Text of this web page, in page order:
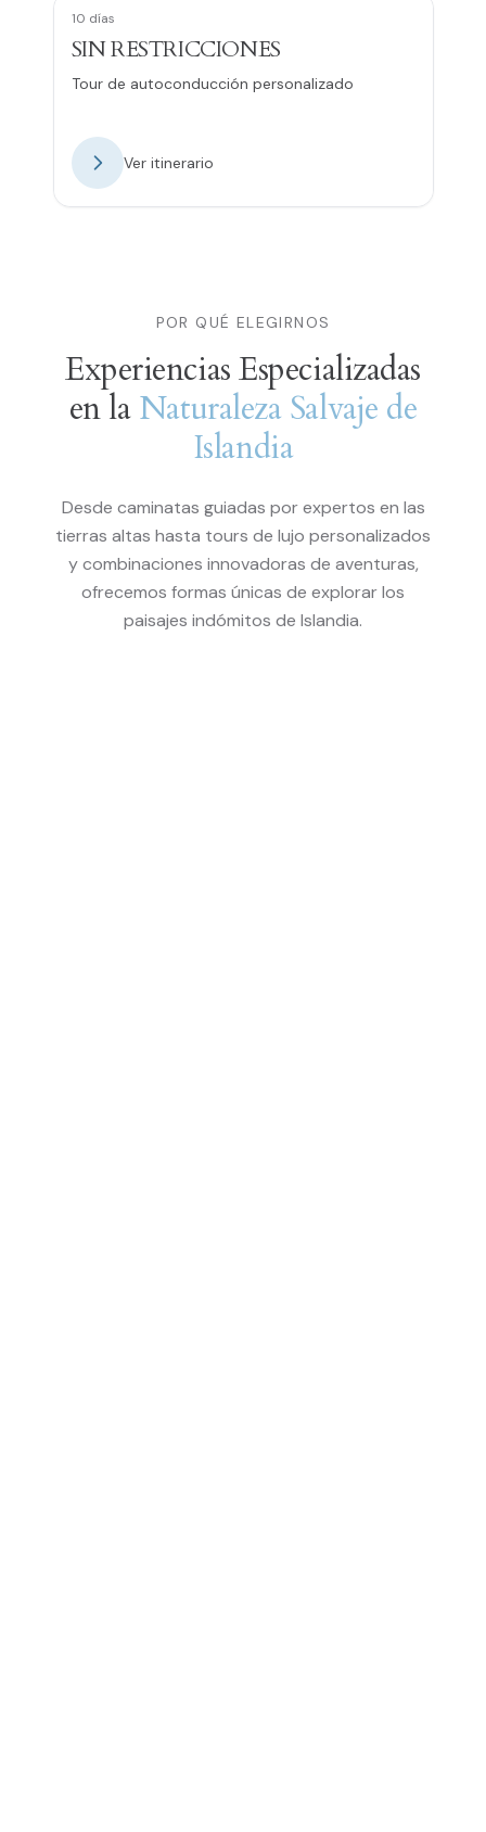
10 días
SIN RESTRICCIONES
Tour de autoconducción personalizado
Ver itinerario
POR QUÉ ELEGIRNOS
Experiencias Especializadas
en la Naturaleza Salvaje de
Islandia
Desde caminatas guiadas por expertos en las
tierras altas hasta tours de lujo personalizados
y combinaciones innovadoras de aventuras,
ofrecemos formas únicas de explorar los
paisajes indómitos de Islandia.